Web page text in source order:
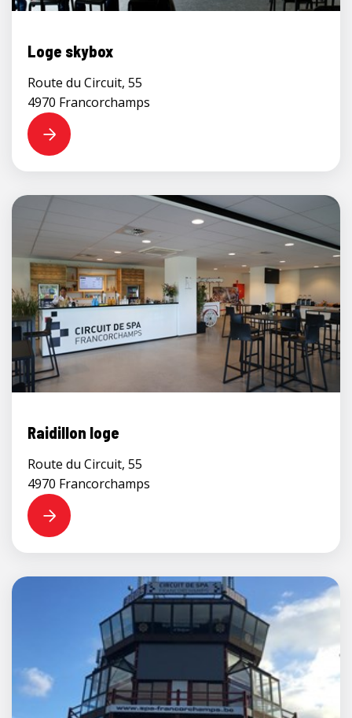
Loge skybox
Route du Circuit, 55
4970 Francorchamps
Raidillon loge
Route du Circuit, 55
4970 Francorchamps